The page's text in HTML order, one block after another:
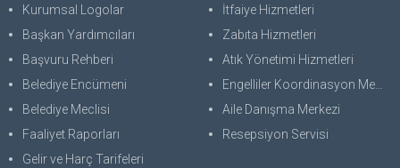
Kurumsal Logolar
Başkan Yardımcıları
Başvuru Rehberi
Belediye Encümeni
Belediye Meclisi
Faaliyet Raporları
Gelir ve Harç Tarifeleri
İtfaiye Hizmetleri
Zabıta Hizmetleri
Atık Yönetimi Hizmetleri
Engelliler Koordinasyon Merkezi
Aile Danışma Merkezi
Resepsiyon Servisi